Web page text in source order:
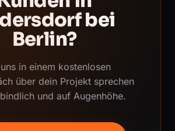
bei
Berlin?
in einem kostenlosen
über dein Projekt sprechen
und auf Augenhöhe.